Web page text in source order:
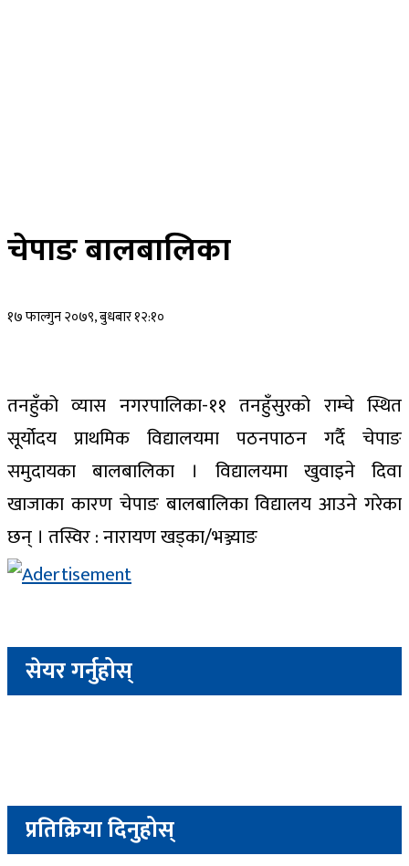
चेपाङ बालबालिका
१७ फाल्गुन २०७९, बुधबार १२:१०
तनहुँको व्यास नगरपालिका-११ तनहुँसुरको राम्चे स्थित
सूर्योदय प्राथमिक विद्यालयमा पठनपाठन गर्दै चेपाङ
समुदायका बालबालिका । विद्यालयमा खुवाइने दिवा
खाजाका कारण चेपाङ बालबालिका विद्यालय आउने गरेका
छन् । तस्विर : नारायण खड्का/भञ्ज्याङ
सेयर गर्नुहोस्
प्रतिक्रिया दिनुहोस्